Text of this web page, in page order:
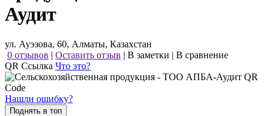
Аудит
ул. Ауэзова, 60, Алматы, Казахстан
0 отзывов | Оставить отзыв | В заметки | В сравнение
QR Ссылка Что это?
Нашли ошибку?
Поднять в топ